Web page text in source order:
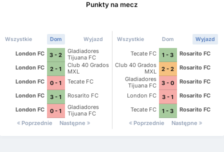
Punkty na mecz
Wszystkie Dom Wyjazd
London FC 3 - 2
Gladiadores
Tijuana FC
London FC
2 - 1
Club 40 Grados
MXL
London FC
0 - 1
Tecate FC
London FC
3 - 1
Rosarito FC
London FC
0 - 1
Gladiadores
Tijuana FC
Poprzednie
Następne
Wszystkie Dom Wyjazd
Tecate FC 1 - 3
Rosarito FC
Club 40 Grados
MXL
2 - 2
Rosarito FC
Gladiadores
Tijuana FC
3 - 0
Rosarito FC
London FC
3 - 1
Rosarito FC
Tecate FC
1 - 3
Rosarito FC
Poprzednie
Następne